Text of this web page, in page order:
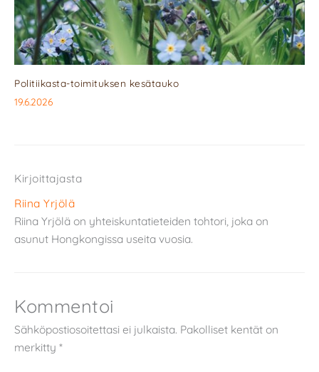
Politiikasta-toimituksen kesätauko
19.6.2026
Kirjoittajasta
Riina Yrjölä
Riina Yrjölä on yhteiskuntatieteiden tohtori, joka on
asunut Hongkongissa useita vuosia.
Kommentoi
Sähköpostiosoitettasi ei julkaista. Pakolliset kentät on
merkitty *